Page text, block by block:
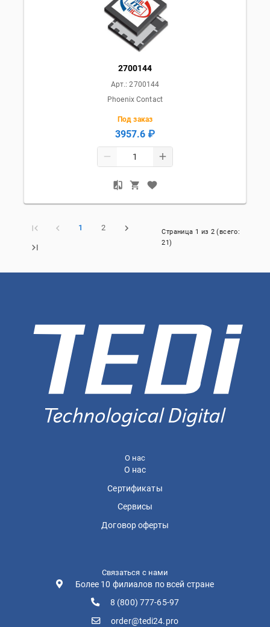
2700144
Арт.:2700144
Phoenix Contact
Под заказ
3957.6 ₽
1 2 Страница 1 из 2 (всего:
21)
О нас
О нас
Сертификаты
Сервисы
Договор оферты
Связаться с нами
Более 10 филиалов по всей стране
8 (800) 777-65-97
order@tedi24.pro